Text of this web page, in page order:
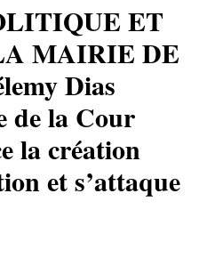
ET
MAIRIE DE
Dias
de la Cour
la création
et s’attaque